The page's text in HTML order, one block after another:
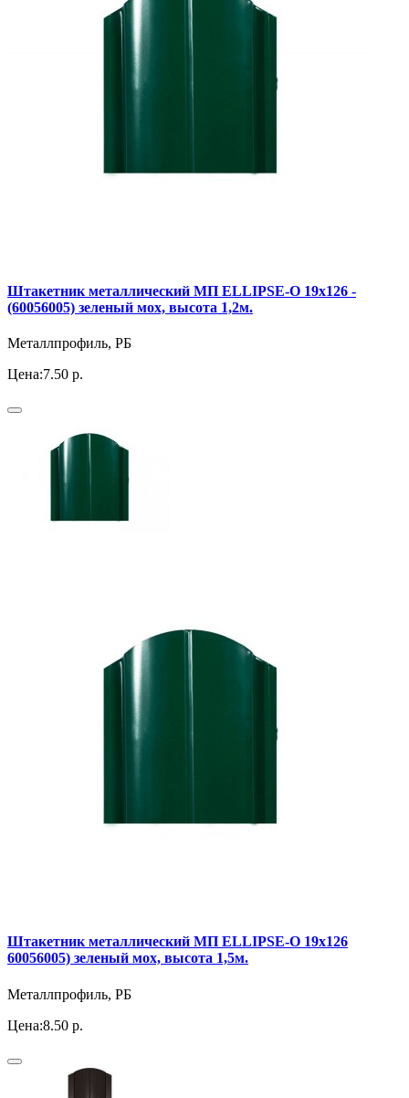
Штакетник металлический МП ELLIPSE-O 19х126 -
(60056005) зеленый мох, высота 1,2м.
Металлпрофиль, РБ
Цена:7.50 р.
Штакетник металлический МП ELLIPSE-O 19х126
60056005) зеленый мох, высота 1,5м.
Металлпрофиль, РБ
Цена:8.50 р.